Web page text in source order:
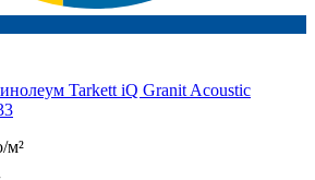
Tarkett iQ Granit Acoustic
м²